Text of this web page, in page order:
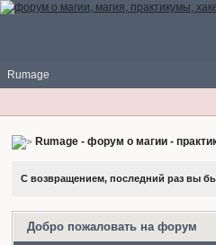
Rumage
Rumage - форум о магии -
С возвращением, последний раз вы
Добро пожаловать на форум